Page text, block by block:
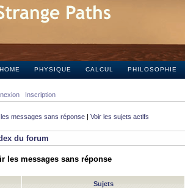
HOME PHYSIQUE CALCUL PHILOSOPHIE
Inscription
les messages sans réponse | Voir les sujets actifs
du forum
les messages sans réponse
Sujets